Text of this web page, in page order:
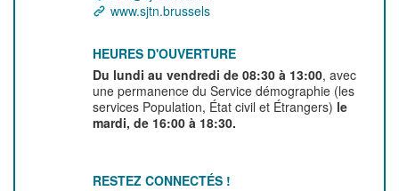
www.sjtn.brussels
HEURES D'OUVERTURE
Du lundi au vendredi de 08:30 à 13:00, avec
une permanence du Service démographie (les
services Population, État civil et Étrangers) le
mardi, de 16:00 à 18:30.
RESTEZ CONNECTÉS !